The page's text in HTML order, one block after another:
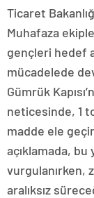
Ticaret
Muhafaza
gençleri hedef
mücadelede
Gümrük
neticesinde, 1
madde ele
açıklamada, bu
vurgulanırken,
aralıksız